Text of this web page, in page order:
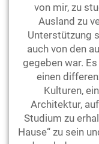
von mir, zu
Ausland zu
Unterstützung
auch von den
gegeben war.
einen
Kulturen,
Architektur,
Studium zu
Hause“ zu sein